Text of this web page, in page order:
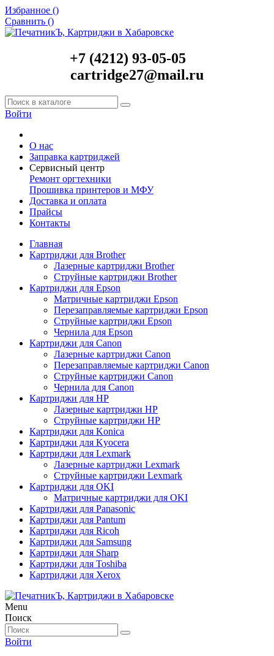
Избранное ()
Сравнить ()
+7 (4212) 93-05-05
cartridge27@mail.ru
Войти
О нас
Заправка картриджей
Сервисный центр
Ремонт оргтехники
Прошивка принтеров и МФУ
Доставка и оплата
Прайсы
Контакты
Главная
Картриджи для Brother
Лазерные картриджи Brother
Струйные картриджи Brother
Картриджи для Epson
Матричные картриджи Epson
Перезаправляемые картриджи Epson
Струйные картриджи Epson
Чернила для Epson
Картриджи для Canon
Лазерные картриджи Canon
Перезаправляемые картриджи Canon
Струйные картриджи Canon
Чернила для Canon
Картриджи для HP
Лазерные картриджи HP
Струйные картриджи HP
Картриджи для Konica
Картриджи для Kyocera
Картриджи для Lexmark
Лазерные картриджи Lexmark
Струйные картриджи Lexmark
Картриджи для OKI
Матричные картриджи для OKI
Картриджи для Panasonic
Картриджи для Pantum
Картриджи для Ricoh
Картриджи для Samsung
Картриджи для Sharp
Картриджи для Toshiba
Картриджи для Xerox
Menu
Поиск
Войти